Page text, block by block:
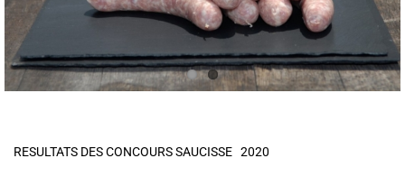
RESULTATS DES CONCOURS SAUCISSE 2020